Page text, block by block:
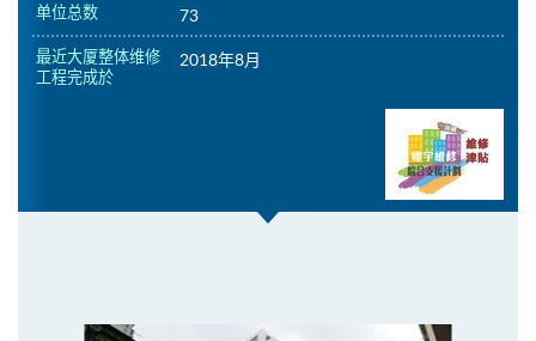
单位总数 73
最近大厦整体维修
工程完成於
2018年8月